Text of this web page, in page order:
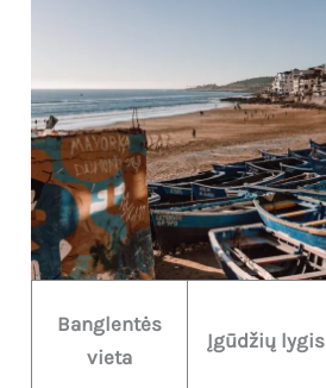
Banglentės
vieta
Įgūdžių lygis